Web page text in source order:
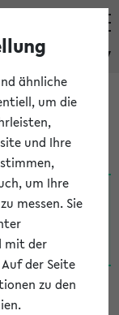
eKVV
ähnliche
um die
und Ihre
um Ihre
messen. Sie
mit der
der Seite
zu den